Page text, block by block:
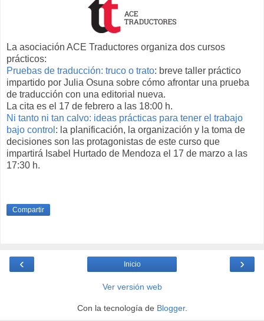
La asociación ACE Traductores organiza dos cursos
prácticos:
Pruebas de traducción: truco o trato: breve taller práctico
impartido por Julia Osuna sobre cómo afrontar una prueba
de traducción con una editorial nueva.
La cita es el 17 de febrero a las 18:00 h.
Ni tanto ni tan calvo: ideas prácticas para tener el trabajo
bajo control : la planificación, la organización y la toma de
decisiones son las protagonistas de este curso que
impartirá Isabel Hurtado de Mendoza el 17 de marzo a las
17:30 h.
Compartir
‹ ›
Inicio
Ver versión web
Con la tecnología de Blogger.